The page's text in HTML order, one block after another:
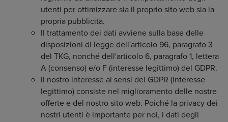
utenti per ottimizzare sia il proprio sito web sia la
propria pubblicità.
Il trattamento dei dati avviene sulla base delle
disposizioni di legge dell'articolo 96, paragrafo 3
del TKG, nonché dell'articolo 6, paragrafo 1, lettera
A (consenso) e/o F (interesse legittimo) del GDPR.
Il nostro interesse ai sensi del GDPR (interesse
legittimo) consiste nel miglioramento delle nostre
offerte e del nostro sito web. Poiché la privacy dei
nostri utenti è importante per noi, i dati degli